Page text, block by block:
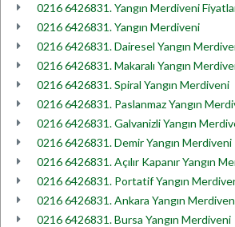
0216 6426831. Yangın Merdiveni
0216 6426831. Yangın Merdiveni
0216 6426831. Dairesel Yangın
0216 6426831. Makaralı Yangın
0216 6426831. Spiral Yangın Merdiveni
0216 6426831. Paslanmaz Yangın
0216 6426831. Galvanizli Yangın
0216 6426831. Demir Yangın Merdiveni
0216 6426831. Açılır Kapanır Yangın
0216 6426831. Portatif Yangın
0216 6426831. Ankara Yangın
0216 6426831. Bursa Yangın Merdiveni